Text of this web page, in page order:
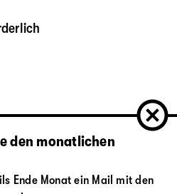
den monatlichen
Ende Monat ein Mail mit den